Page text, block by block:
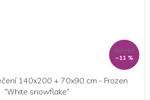
699 Kč
–11 %
140x200 + 70x90 cm - Frozen
"White snowflake"